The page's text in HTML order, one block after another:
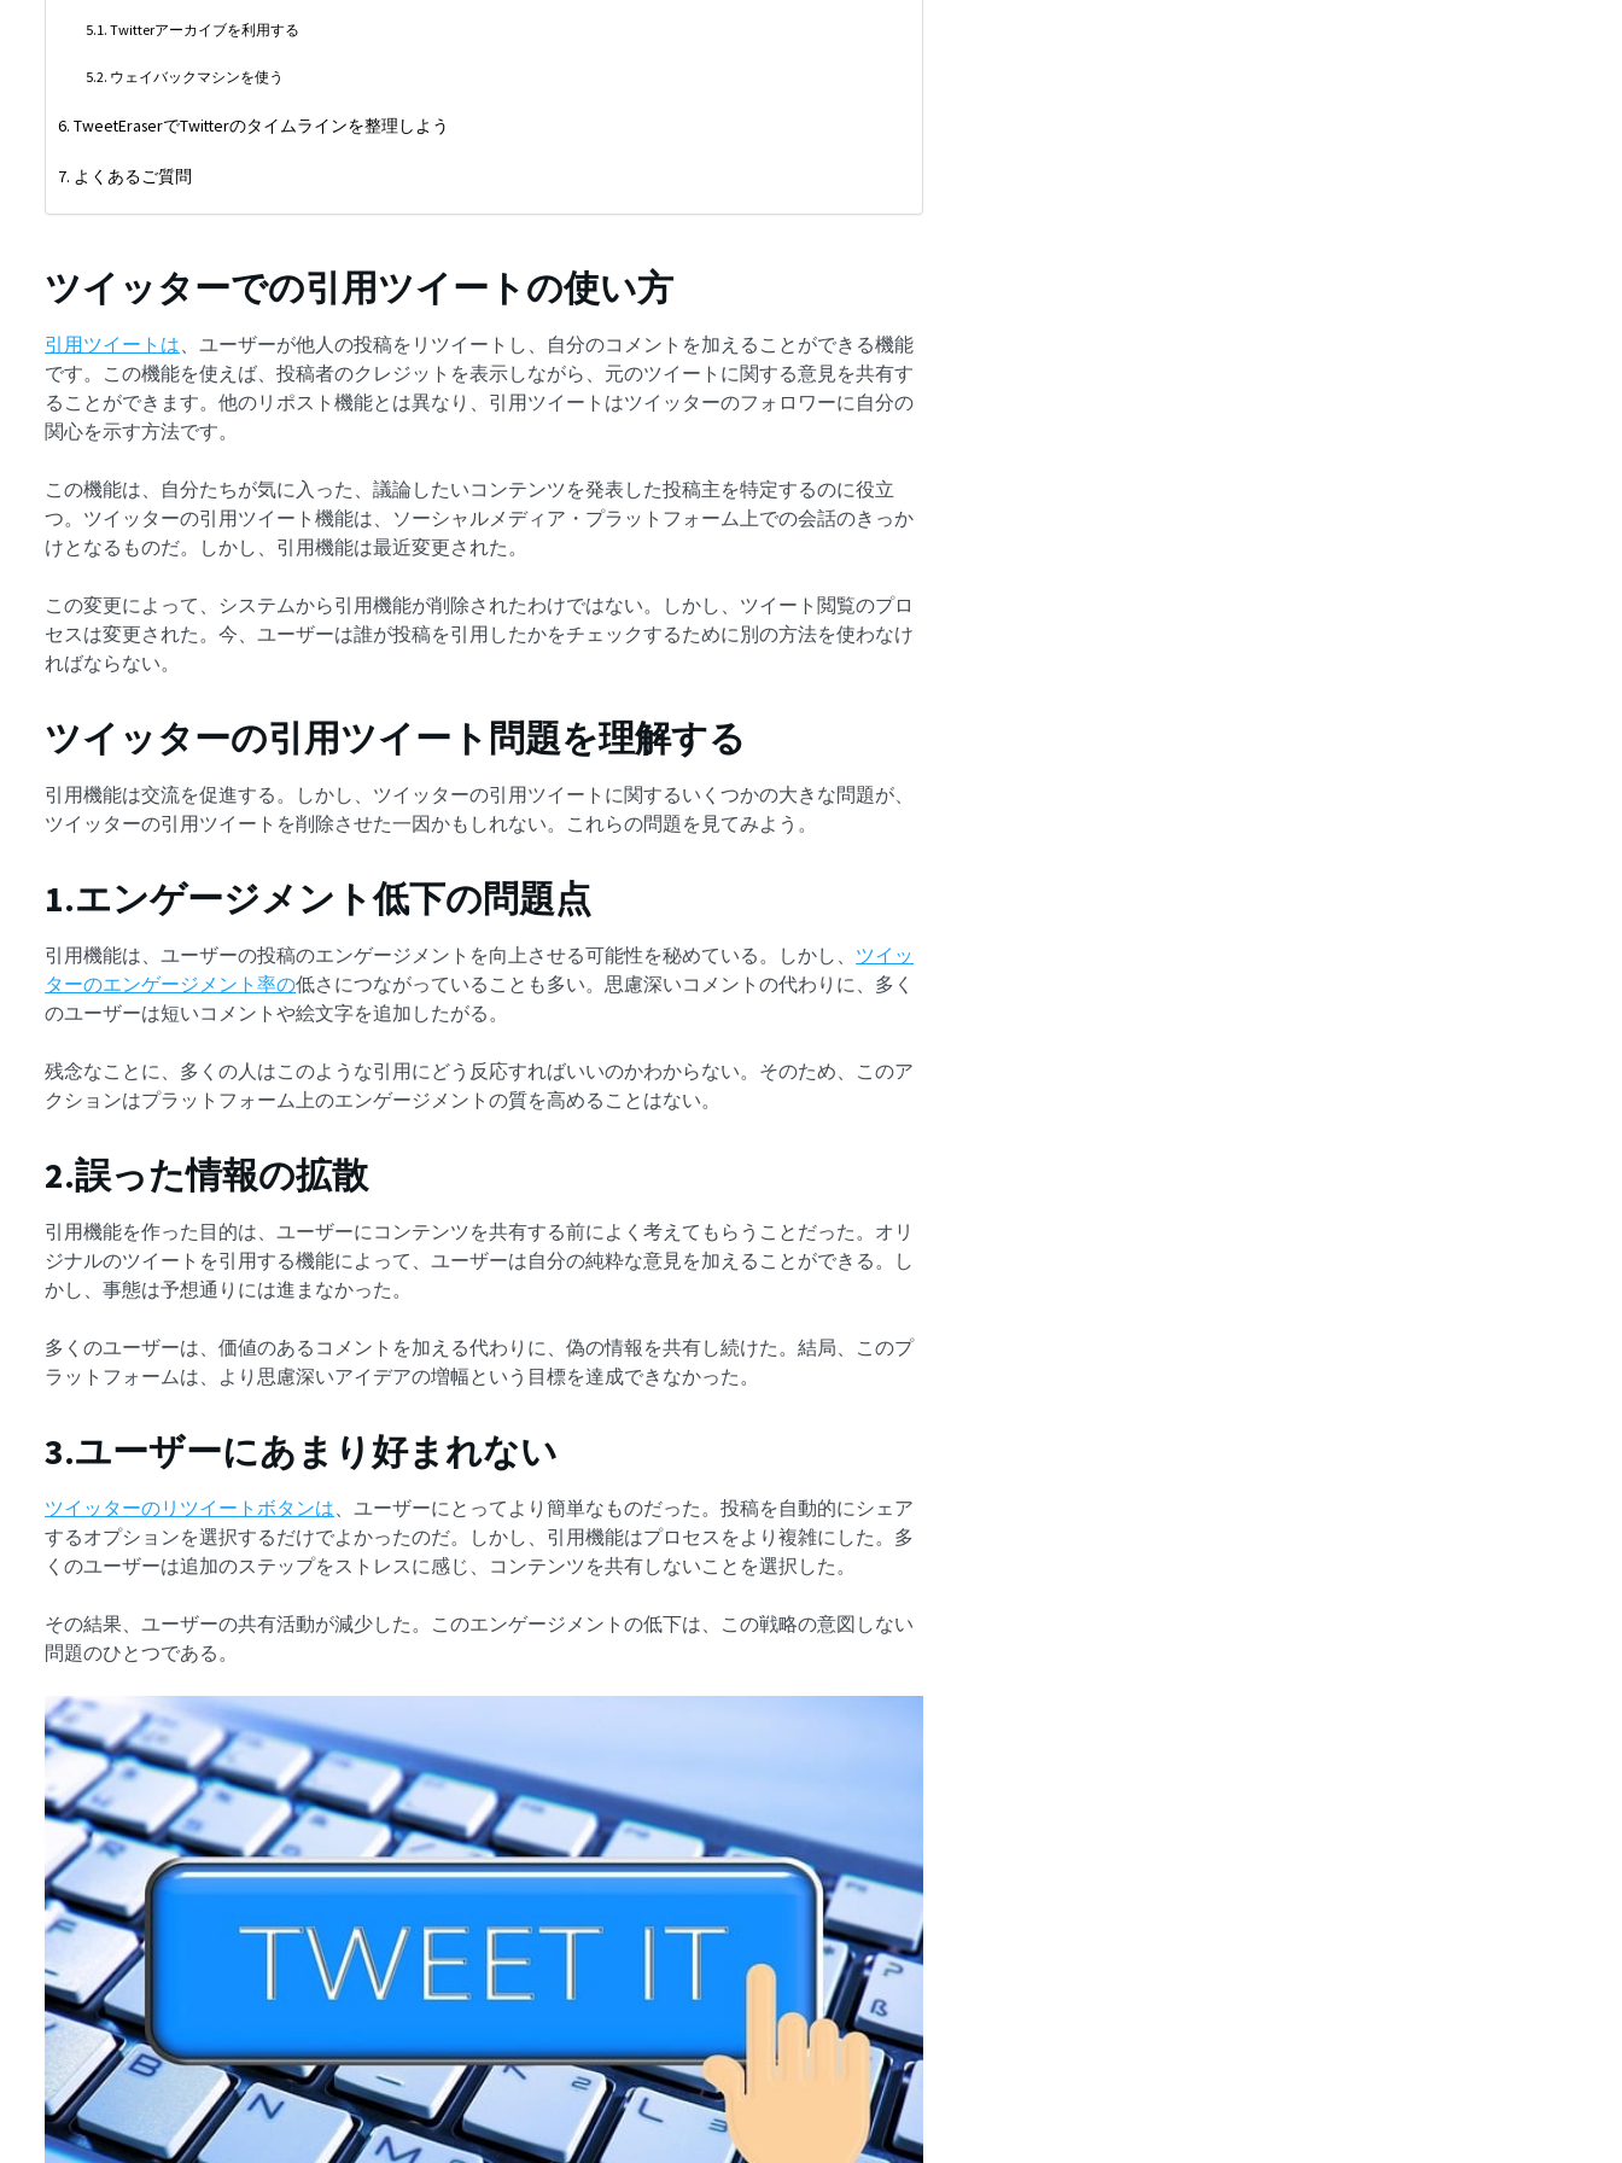
Twitterアーカイブを利用する
ウェイバックマシンを使う
TweetEraserでTwitterのタイムラインを整理しよう
よくあるご質問
ツイッターでの引用ツイートの使い方
引用ツイートは、ユーザーが他人の投稿をリツイートし、自分のコメントを加えることができる機能
です。この機能を使えば、投稿者のクレジットを表示しながら、元のツイートに関する意見を共有す
ることができます。他のリポスト機能とは異なり、引用ツイートはツイッターのフォロワーに自分の
関心を示す方法です。
この機能は、自分たちが気に入った、議論したいコンテンツを発表した投稿主を特定するのに役立
つ。ツイッターの引用ツイート機能は、ソーシャルメディア・プラットフォーム上での会話のきっか
けとなるものだ。しかし、引用機能は最近変更された。
この変更によって、システムから引用機能が削除されたわけではない。しかし、ツイート閲覧のプロ
セスは変更された。今、ユーザーは誰が投稿を引用したかをチェックするために別の方法を使わなけ
ればならない。
ツイッターの引用ツイート問題を理解する
引用機能は交流を促進する。しかし、ツイッターの引用ツイートに関するいくつかの大きな問題が、
ツイッターの引用ツイートを削除させた一因かもしれない。これらの問題を見てみよう。
1.エンゲージメント低下の問題点
引用機能は、ユーザーの投稿のエンゲージメントを向上させる可能性を秘めている。しかし、 ツイッ
ターのエンゲージメント率の低さにつながっていることも多い。思慮深いコメントの代わりに、多く
のユーザーは短いコメントや絵文字を追加したがる。
残念なことに、多くの人はこのような引用にどう反応すればいいのかわからない。そのため、このア
クションはプラットフォーム上のエンゲージメントの質を高めることはない。
2.誤った情報の拡散
引用機能を作った目的は、ユーザーにコンテンツを共有する前によく考えてもらうことだった。オリ
ジナルのツイートを引用する機能によって、ユーザーは自分の純粋な意見を加えることができる。し
かし、事態は予想通りには進まなかった。
多くのユーザーは、価値のあるコメントを加える代わりに、偽の情報を共有し続けた。結局、このプ
ラットフォームは、より思慮深いアイデアの増幅という目標を達成できなかった。
3.ユーザーにあまり好まれない
ツイッターのリツイートボタンは、ユーザーにとってより簡単なものだった。投稿を自動的にシェア
するオプションを選択するだけでよかったのだ。しかし、引用機能はプロセスをより複雑にした。多
くのユーザーは追加のステップをストレスに感じ、コンテンツを共有しないことを選択した。
その結果、ユーザーの共有活動が減少した。このエンゲージメントの低下は、この戦略の意図しない
問題のひとつである。